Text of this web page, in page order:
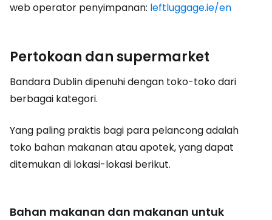
web operator penyimpanan: leftluggage.ie/en
Pertokoan dan supermarket
Bandara Dublin dipenuhi dengan toko-toko dari
berbagai kategori.
Yang paling praktis bagi para pelancong adalah
toko bahan makanan atau apotek, yang dapat
ditemukan di lokasi-lokasi berikut.
Bahan makanan dan makanan untuk